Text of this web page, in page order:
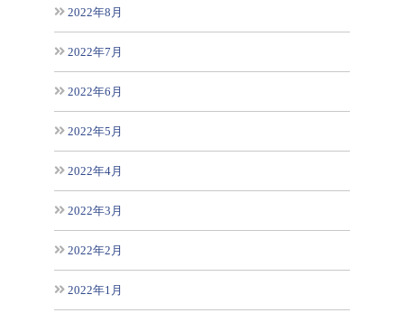
2022年8月
2022年7月
2022年6月
2022年5月
2022年4月
2022年3月
2022年2月
2022年1月